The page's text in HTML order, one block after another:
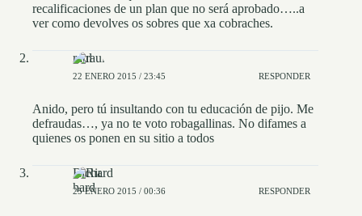
recalificaciones de un plan que no será aprobado…..a
ver como devolves os sobres que xa cobraches.
raul
22 ENERO 2015 / 23:45 RESPONDER
Anido, pero tú insultando con tu educación de pijo. Me
defraudas…, ya no te voto robagallinas. No difames a
quienes os ponen en su sitio a todos
Richard
25 ENERO 2015 / 00:36 RESPONDER